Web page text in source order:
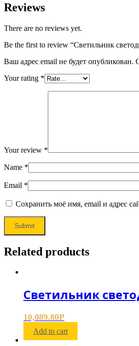
Reviews
There are no reviews yet.
Be the first to review “Светильник
Ваш адрес email не будет опубликован.
Your rating *
Your review *
Name *
Email *
Сохранить моё имя, email и адрес
Related products
Светильник
10,089.80Р
Add to cart